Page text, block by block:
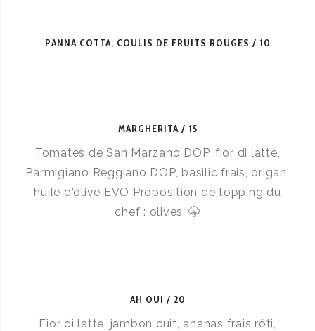
PANNA COTTA, COULIS DE FRUITS ROUGES 10
MARGHERITA 15
Tomates de San Marzano DOP, fior di latte,
Parmigiano Reggiano DOP, basilic frais, origan,
huile d'olive EVO Proposition de topping du
chef : olives
AH OUI 20
Fior di latte, jambon cuit, ananas frais rôti,